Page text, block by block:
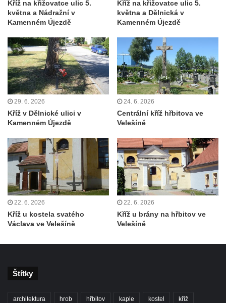
Kříž před kostelem svatých Petra a Pavla v
Růžové
Vilémově
Centrální kříž na novém hřbitově ve
Vilémově
Kříž u kostela Nanebevzetí Panny Marie na
křížové cestě ve Vilémově
Kříž u cesty mezi Růžovou a Kamenickou
Kříž u severní zdi kostela Nalezení svatého
Kříže ve Frýdlantu
Kříž na Křížové cestě na Křížovém vrchu ve
Frýdlantu
Centrální kříž hřbitova ve Sloupu v Čechách
Kříž u koryta náhonu na Chřibské Kamenici
Kříž na zahradě u domu ev. č. 11 v
Kříž na křižovatce ulic 5.
května a Nádražní v
Kamenném Újezdě
Kříž na křižovatce ulic 5.
května a Dělnická v
Kamenném Újezdě
29. 6. 2026
Kříž v Dělnické ulici v
Kamenném Újezdě
24. 6. 2026
Centrální kříž hřbitova ve
Velešíně
22. 6. 2026
Kříž u kostela svatého
Václava ve Velešíně
22. 6. 2026
Kříž u brány na hřbitov ve
Velešíně
Štítky
architektura hrob hřbitov kaple kostel kříž